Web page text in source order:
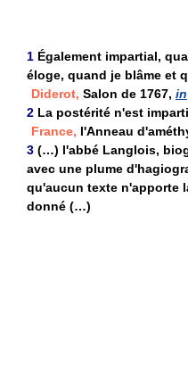
1 Également impartial,
éloge, quand je blâme et
Diderot, Salon de 1767, in
2 La postérité n'est
France, l'Anneau
3 (…) l'abbé Langlois,
avec une plume
qu'aucun texte n'apporte
donné (…)